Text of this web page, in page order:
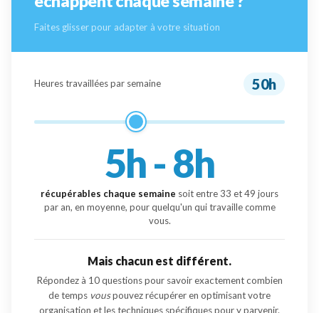
Faites glisser pour adapter à votre situation
Heures travaillées par semaine 50h
5h - 8h
récupérables chaque semaine soit entre 33 et49 jours
par an, en moyenne, pour quelqu'un qui travaille comme
vous.
Mais chacun est différent.
Répondez à 10 questions pour savoir exactement combien
de temps vouspouvez récupérer en optimisant votre
organisation et les techniques spécifiques pour y parvenir.